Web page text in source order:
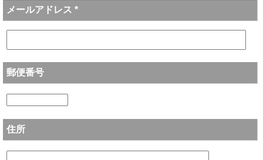
メールアドレス *
郵便番号
住所